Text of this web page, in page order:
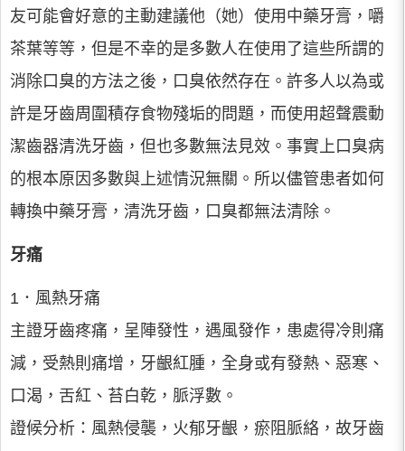
友可能會好意的主動建議他（她）使用中藥牙膏，嚼
茶葉等等，但是不幸的是多數人在使用了這些所謂的
消除口臭的方法之後，口臭依然存在。許多人以為或
許是牙齒周圍積存食物殘垢的問題，而使用超聲震動
潔齒器清洗牙齒，但也多數無法見效。事實上口臭病
的根本原因多數與上述情況無關。所以儘管患者如何
轉換中藥牙膏，清洗牙齒，口臭都無法清除。
牙痛
1．風熱牙痛
主證牙齒疼痛，呈陣發性，遇風發作，患處得冷則痛
減，受熱則痛增，牙齦紅腫，全身或有發熱、惡寒、
口渴，舌紅、苔白乾，脈浮數。
證候分析：風熱侵襲，火郁牙齦，瘀阻脈絡，故牙齒